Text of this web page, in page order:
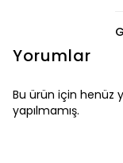
Yorumlar
Bu ürün için henüz
yapılmamış.